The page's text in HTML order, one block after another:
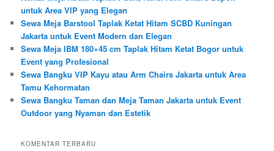
untuk Area VIP yang Elegan
Sewa Meja Barstool Taplak Ketat Hitam SCBD Kuningan
Jakarta untuk Event Modern dan Elegan
Sewa Meja IBM 180×45 cm Taplak Hitam Ketat Bogor untuk
Event yang Profesional
Sewa Bangku VIP Kayu atau Arm Chairs Jakarta untuk Area
Tamu Kehormatan
Sewa Bangku Taman dan Meja Taman Jakarta untuk Event
Outdoor yang Nyaman dan Estetik
KOMENTAR TERBARU